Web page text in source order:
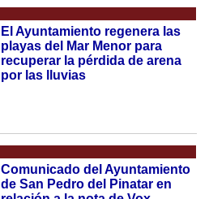
El Ayuntamiento regenera las
playas del Mar Menor para
recuperar la pérdida de arena
por las lluvias
Comunicado del Ayuntamiento
de San Pedro del Pinatar en